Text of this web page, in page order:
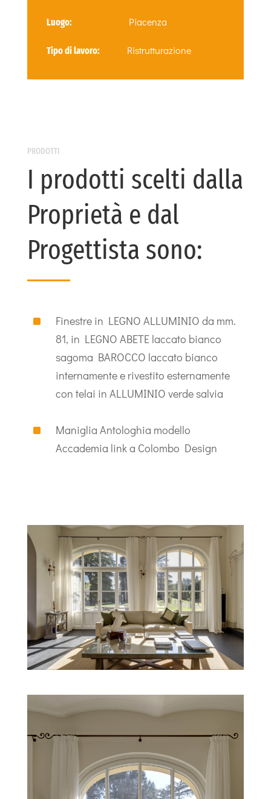
Luogo: Piacenza
Tipo di lavoro: Ristrutturazione
PRODOTTI
I prodotti scelti dalla
Proprietà e dal
Progettista sono:
^
Finestre in LEGNO ALLUMINIO da mm.
81, in LEGNO ABETE laccato bianco
sagoma BAROCCO laccato bianco
internamente e rivestito esternamente
con telai in ALLUMINIO verde salvia
^
Maniglia Antologhia modello
Accademia link a Colombo Design